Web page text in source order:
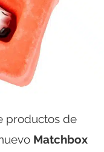
productos de
Matchbox